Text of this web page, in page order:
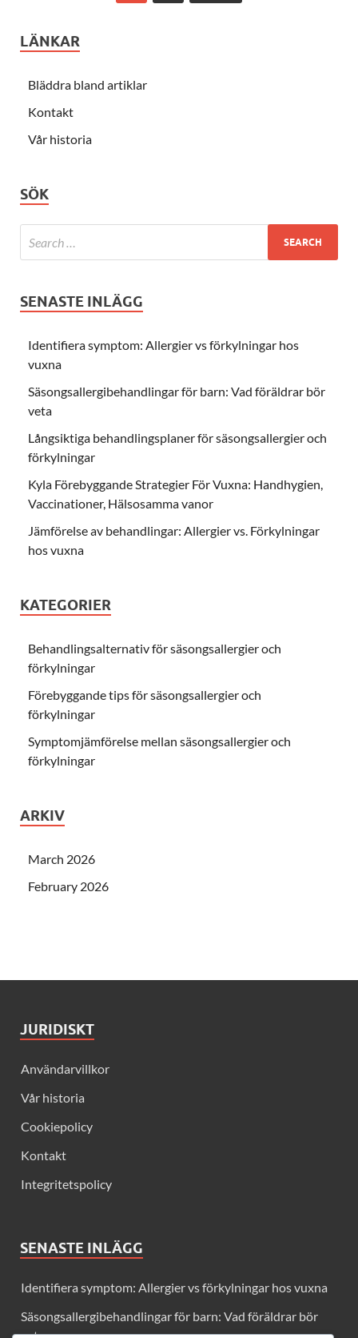
LÄNKAR
Bläddra bland artiklar
Kontakt
Vår historia
SÖK
SENASTE INLÄGG
Identifiera symptom: Allergier vs förkylningar hos
vuxna
Säsongsallergibehandlingar för barn: Vad föräldrar bör
veta
Långsiktiga behandlingsplaner för säsongsallergier och
förkylningar
Kyla Förebyggande Strategier För Vuxna: Handhygien,
Vaccinationer, Hälsosamma vanor
Jämförelse av behandlingar: Allergier vs. Förkylningar
hos vuxna
KATEGORIER
Behandlingsalternativ för säsongsallergier och
förkylningar
Förebyggande tips för säsongsallergier och
förkylningar
Symptomjämförelse mellan säsongsallergier och
förkylningar
ARKIV
March 2026
February 2026
JURIDISKT
Användarvillkor
Vår historia
Cookiepolicy
Kontakt
Integritetspolicy
SENASTE INLÄGG
Identifiera symptom: Allergier vs förkylningar hos vuxna
Säsongsallergibehandlingar för barn: Vad föräldrar bör